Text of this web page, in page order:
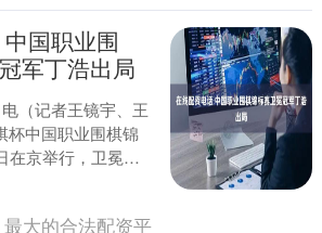
国职业围
军丁浩出局
（记者王镜宇、王
杯中国职业围棋锦
在京举行，卫冕冠
丁浩九段不敌“快
最大的合法配资平